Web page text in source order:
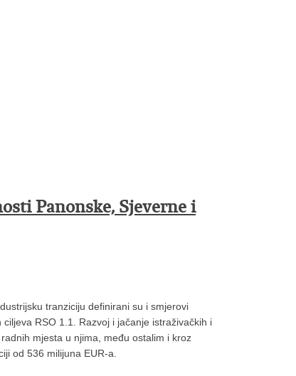
Panonske, Sjeverne i
tranziciju definirani su i smjerovi
RSO 1.1. Razvoj i jačanje istraživačkih i
mjesta u njima, među ostalim i kroz
od 536 milijuna EUR-a.